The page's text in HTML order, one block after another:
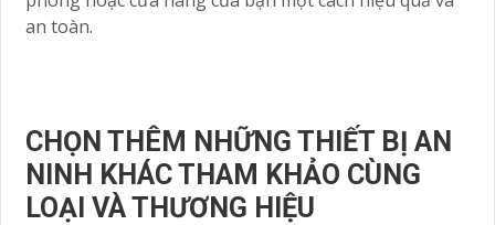
an toàn.
CHỌN THÊM NHỮNG THIẾT BỊ AN
NINH KHÁC THAM KHẢO CÙNG
LOẠI VÀ THƯƠNG HIỆU